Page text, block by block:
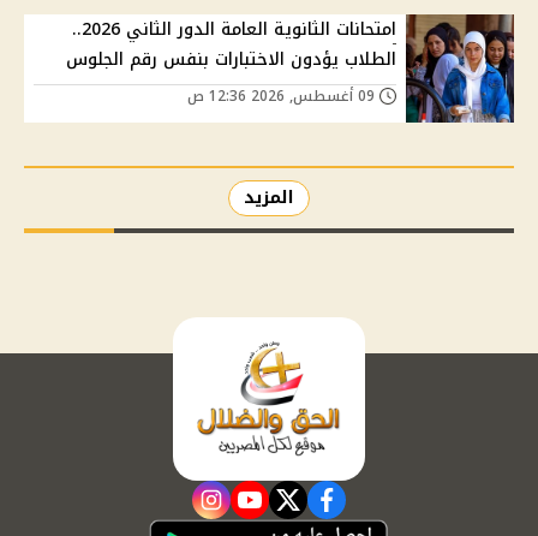
امتحانات الثانوية العامة الدور الثاني 2026..
الطلاب يؤدون الاختبارات بنفس رقم الجلوس
المزيد
facebook
twitter
youtube
instagram